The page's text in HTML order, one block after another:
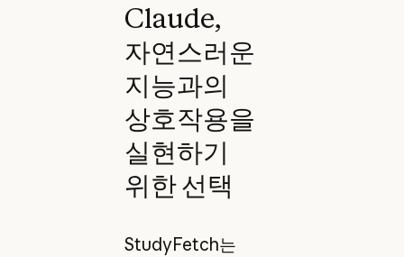
Claude,
자연스러운
지능과의
상호작용을
실현하기
위한 선택
StudyFetch는